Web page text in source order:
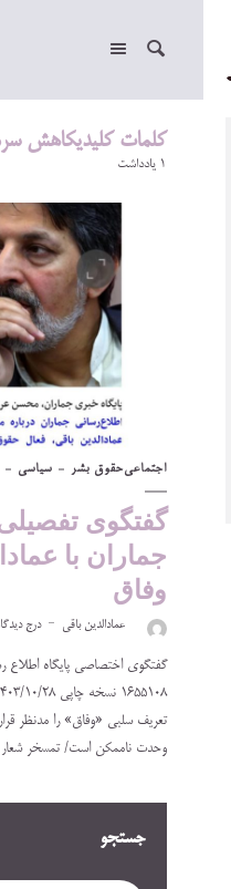
کلمات کلیدیکاهش
1 یادداشت
اجتماعیحقوق بشر سیاسی
گفتگوی
جماران با
وفاق
عمادالدین باقی درج
گفتگوی اختصاصی پایگاه اطلاع
تعریف سلبی «وفاق» را مدنظر
وحدت ناممکن است/ تمسخر شعار
جستجو